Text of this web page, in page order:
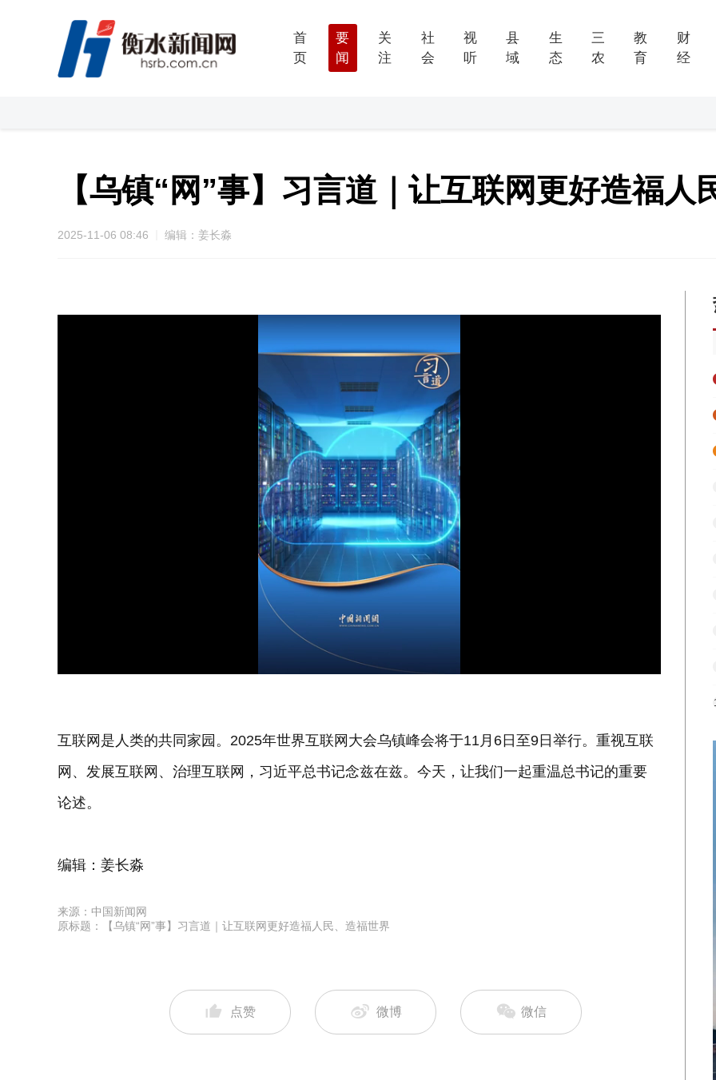
首
页
要
闻
关
注
社
会
视
听
县
域
生
态
三
农
教
育
财
经
【乌镇“网”事】习言道｜让互联网更好造福人
2025-11-06 08:46 编辑：姜长淼
Loaded:
98.22%
互联网是人类的共同家园。2025年世界互联网大会乌镇峰会将于11月6日至9日举行。重视互联
网、发展互联网、治理互联网，习近平总书记念兹在兹。今天，让我们一起重温总书记的重要
论述。
编辑：姜长淼
来源：中国新闻网
原标题：【乌镇“网”事】习言道｜让互联网更好造福人民、造福世界
点赞 微博 微信